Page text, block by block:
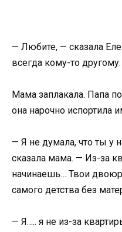
— Любите, — сказала
всегда кому-то
Мама заплакала. Папа
она нарочно испортила
— Я не думала, что ты у
сказала мама. — Из-за
начинаешь… Твои
самого детства без
— Я….. я не из-за